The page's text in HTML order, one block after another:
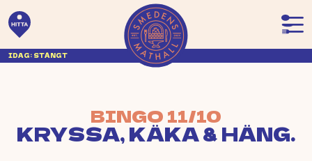
IDAG: STÄNGT
BINGO 11/10
KRYSSA, KÄKA & HÄNG.